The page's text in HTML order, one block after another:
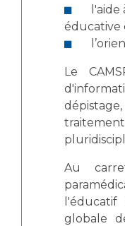
éducative
Le
Au
globale